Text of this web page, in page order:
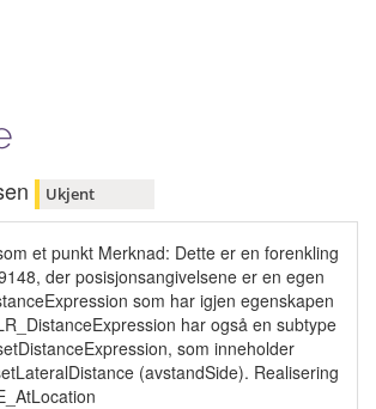
Ukjent
et punkt Merknad: Dette er en forenkling
der posisjonsangivelsene er en egen
som har igjen egenskapen
har også en subtype
som inneholder
(avstandSide). Realisering